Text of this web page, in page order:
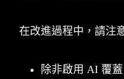
在改進過程中，請注
除非啟用 AI 覆